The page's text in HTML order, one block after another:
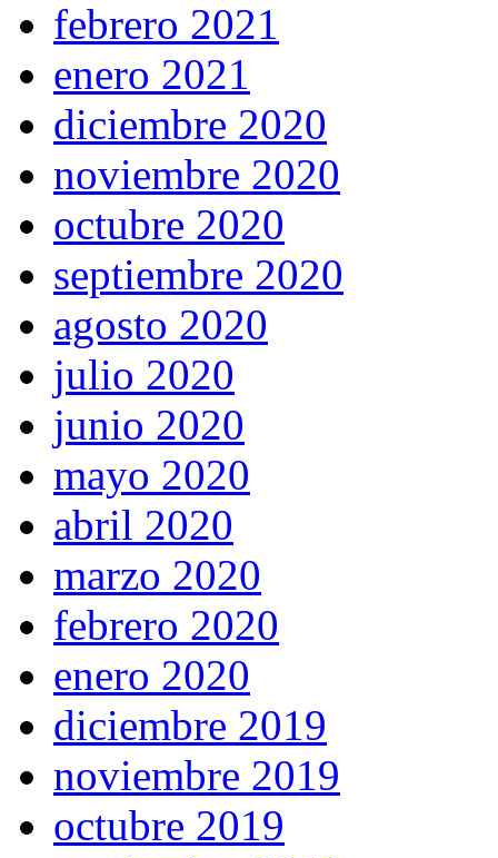
febrero 2021
enero 2021
diciembre 2020
noviembre 2020
octubre 2020
septiembre 2020
agosto 2020
julio 2020
junio 2020
mayo 2020
abril 2020
marzo 2020
febrero 2020
enero 2020
diciembre 2019
noviembre 2019
octubre 2019